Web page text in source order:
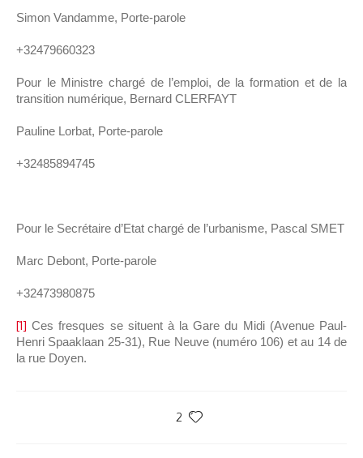
Simon Vandamme, Porte-parole
+32479660323
Pour le Ministre chargé de l’emploi, de la formation et de la
transition numérique, Bernard CLERFAYT
Pauline Lorbat, Porte-parole
+32485894745
Pour le Secrétaire d’Etat chargé de l’urbanisme, Pascal SMET
Marc Debont, Porte-parole
+32473980875
[1] Ces fresques se situent à la Gare du Midi (Avenue Paul-
Henri Spaaklaan 25-31), Rue Neuve (numéro 106) et au 14 de
la rue Doyen.
2